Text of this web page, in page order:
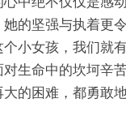
的坚强与执着更
小女孩，我们就
生命中的坎坷辛
的困难，都勇敢